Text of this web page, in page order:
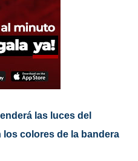
las luces del
los colores de la bandera